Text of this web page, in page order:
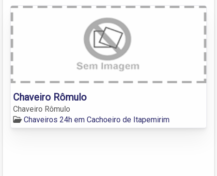
Chaveiro Rômulo
Chaveiro Rômulo
Chaveiros 24h em Cachoeiro de Itapemirim